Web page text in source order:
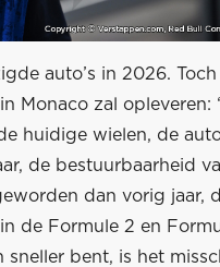
auto’s in 2026. Toch
Monaco zal opleveren:
huidige wielen, de
de bestuurbaarheid
dan vorig jaar,
de Formule 2 en
bent, is het